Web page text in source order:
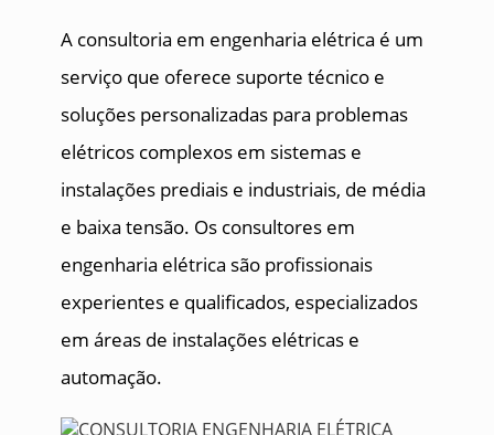
A consultoria em engenharia elétrica é um
serviço que oferece suporte técnico e
soluções personalizadas para problemas
elétricos complexos em sistemas e
instalações prediais e industriais, de média
e baixa tensão. Os consultores em
engenharia elétrica são profissionais
experientes e qualificados, especializados
em áreas de instalações elétricas e
automação.